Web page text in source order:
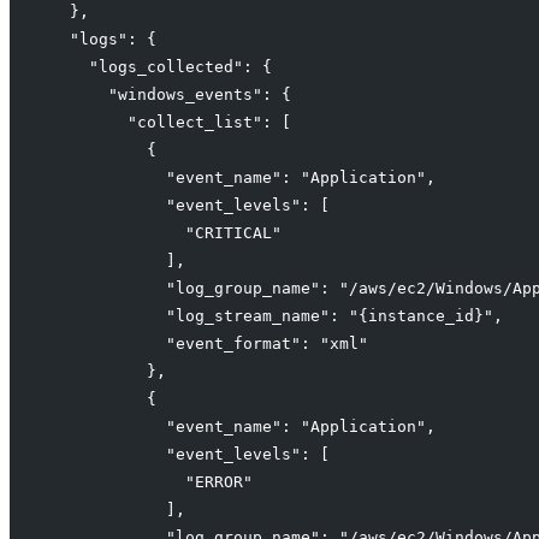
  },
  "logs": {
    "logs_collected": {
      "windows_events": {
        "collect_list": [
          {
            "event_name": "Application",
            "event_levels": [
              "CRITICAL"
            ],
"log_group_name": "/aws/ec2/Windows/
            "log_stream_name": "{instance_id}",
            "event_format": "xml"
          },
          {
            "event_name": "Application",
            "event_levels": [
              "ERROR"
            ],